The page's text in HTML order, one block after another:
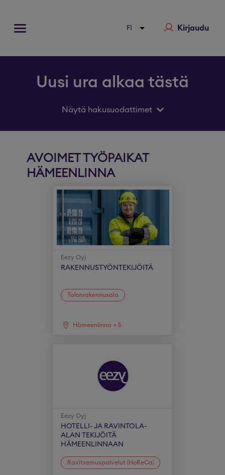
Kirjaudu
Uusi ura alkaa tästä
Näytä hakusuodattimet
AVOIMET TYÖPAIKAT
HÄMEENLINNA
Eezy Oyj
RAKENNUSTYÖNTEKIJÖITÄ
Talonrakennusala
Hämeenlinna + 5
Eezy Oyj
HOTELLI- JA RAVINTOLA-
ALAN TEKIJÖITÄ
HÄMEENLINNAAN
Ravitsemuspalvelut (HoReCa)